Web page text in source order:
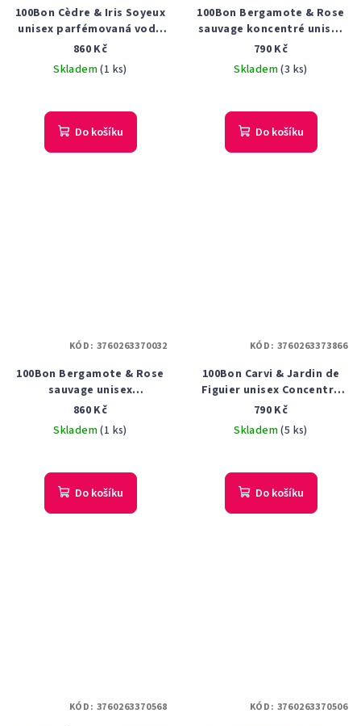
100Bon Cèdre & Iris Soyeux
unisex parfémovaná voda
50 ml
860 Kč
Skladem(1 ks)
Do košíku
100Bon Bergamote & Rose
sauvage koncentré unisex
parfémovaná voda 50 ml
Tester
790 Kč
Skladem(3 ks)
Do košíku
100Bon Bergamote & Rose
sauvage unisex
parfémovaná voda 50 ml
860 Kč
Skladem(1 ks)
Do košíku
KÓD: 3760263370032
100Bon Carvi & Jardin de
Figuier unisex Concentré
parfémovaná voda 50 ml
Tester
790 Kč
Skladem(5 ks)
Do košíku
KÓD: 3760263373866
KÓD: 3760263370568 KÓD: 3760263370506